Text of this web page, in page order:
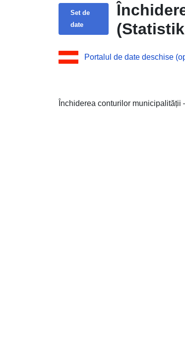
Set de
date
Portalul de date deschise
Închiderea conturilor municipalității